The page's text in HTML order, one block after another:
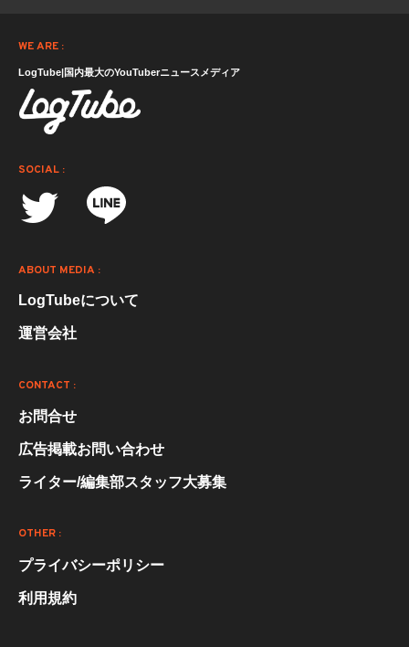
WE ARE :
LogTube|国内最大のYouTuberニュースメディア
SOCIAL :
ABOUT MEDIA :
LogTubeについて
運営会社
CONTACT :
お問合せ
広告掲載お問い合わせ
ライター/編集部スタッフ大募集
OTHER :
プライバシーポリシー
利用規約